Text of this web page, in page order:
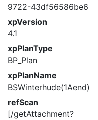
9722-43df56586be6
xpVersion
4.1
xpPlanType
BP_Plan
xpPlanName
BSWinterhude(1Aend)
refScan
[/getAttachment?